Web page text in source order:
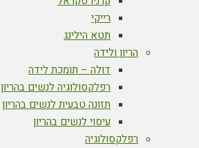
רייקי
תטא הילינג
הריון ולידה
דולה – תומכת לידה
רפלקסולוגיה לנשים בהריון
תזונה טבעית לנשים בהריון
עיסוי לנשים בהריון
רפלקסולוגיה